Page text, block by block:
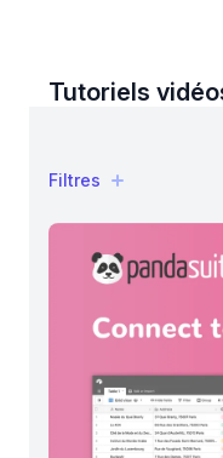
Tutoriels
Filtres
Filtres
Products